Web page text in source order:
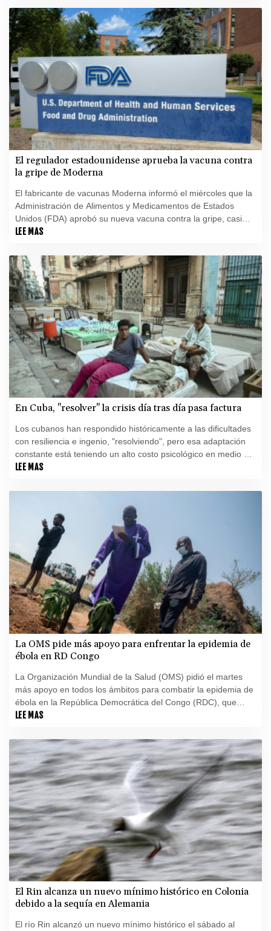
El regulador estadounidense aprueba la vacuna contra
la gripe de Moderna
El fabricante de vacunas Moderna informó el miércoles que la
Administración de Alimentos y Medicamentos de Estados
Unidos (FDA) aprobó su nueva vacuna contra la gripe, casi
seis meses después de que el organismo regulador rechazara
LEE MAS
En Cuba, "resolver" la crisis día tras día pasa factura
Los cubanos han respondido históricamente a las dificultades
con resiliencia e ingenio, "resolviendo", pero esa adaptación
constante está teniendo un alto costo psicológico en medio de
la mayor crisis de la isla en décadas.
LEE MAS
La OMS pide más apoyo para enfrentar la epidemia de
ébola en RD Congo
La Organización Mundial de la Salud (OMS) pidió el martes
más apoyo en todos los ámbitos para combatir la epidemia de
ébola en la República Democrática del Congo (RDC), que
avanza más rápido que la respuesta sanitaria.
LEE MAS
El Rin alcanza un nuevo mínimo histórico en Colonia
debido a la sequía en Alemania
El río Rin alcanzó un nuevo mínimo histórico el sábado al